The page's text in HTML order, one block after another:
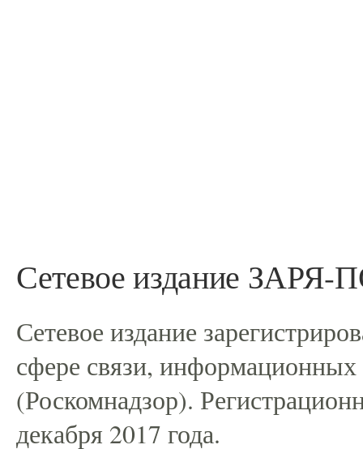
Сетевое издание
Сетевое издание
сфере связи,
(Роскомнадзор).
декабря 2017 года.